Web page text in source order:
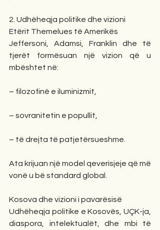
2. Udhëheqja politike dhe vizioni
Etërit Themelues të Amerikës
Jeffersoni, Adamsi, Franklin dhe të
tjerët formësuan një vizion që u
mbështet në:
– filozofinë e iluminizmit,
– sovranitetin e popullit,
– të drejta të patjetërsueshme.
Ata krijuan një model qeverisjeje që më
vonë u bë standard global.
Kosova dhe vizioni i pavarësisë
Udhëheqja politike e Kosovës, UÇK-ja,
diaspora, intelektualët, dhe mbi të